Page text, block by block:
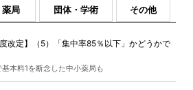
薬局 団体・学術 その他
度改定】（5）「集中率85％以下」かどうかで
本料1を断念した中小薬局も